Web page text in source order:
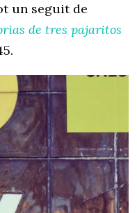
un seguit de
de tres pajaritos